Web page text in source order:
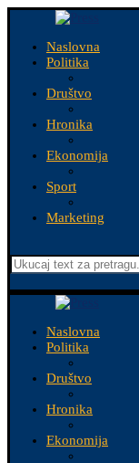
Naslovna
Politika
Društvo
Hronika
Ekonomija
Sport
Marketing
Naslovna
Politika
Društvo
Hronika
Ekonomija